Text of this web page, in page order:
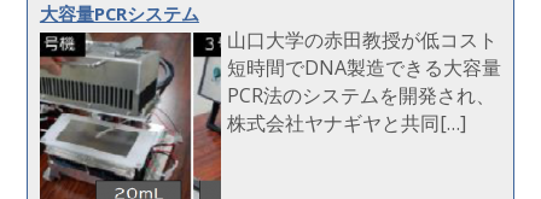
大容量PCRシステム
山口大学の赤田教授が低コスト
短時間でDNA製造できる大容量
PCR法のシステムを開発され、
株式会社ヤナギヤと共同[…]